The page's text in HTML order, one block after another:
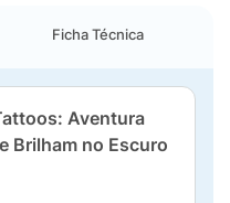
Ficha Técnica
Aventura
Brilham no Escuro